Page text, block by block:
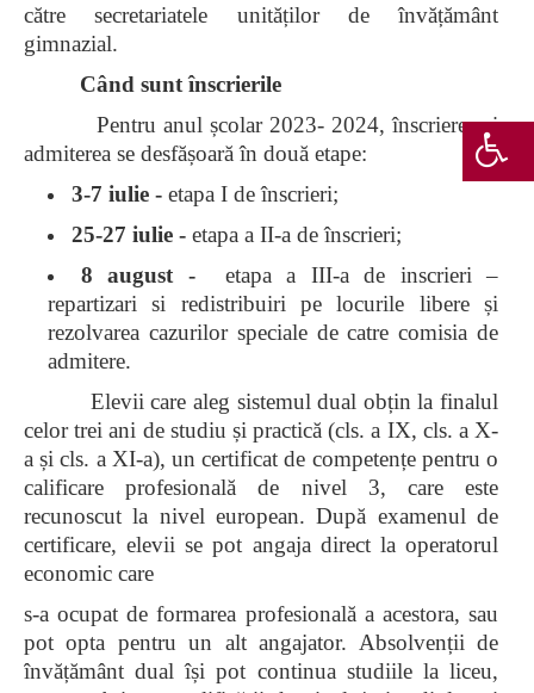
către secretariatele unităților de învățământ
gimnazial.
Când sunt înscrierile
Pentru anul școlar 2023- 2024, înscrierea și
admiterea se desfășoară în două etape:
3-7 iulie - etapa I de înscrieri;
25-27 iulie - etapa a II-a de înscrieri;
8 august - etapa a III-a de inscrieri –
repartizari si redistribuiri pe locurile libere și
rezolvarea cazurilor speciale de catre comisia de
admitere.
Elevii care aleg sistemul dual obțin la finalul
celor trei ani de studiu și practică (cls. a IX, cls. a X-
a și cls. a XI-a), un certificat de competențe pentru o
calificare profesională de nivel 3, care este
recunoscut la nivel european. După examenul de
certificare, elevii se pot angaja direct la operatorul
economic care
s-a ocupat de formarea profesională a acestora, sau
pot opta pentru un alt angajator. Absolvenții de
învățământ dual își pot continua studiile la liceu,